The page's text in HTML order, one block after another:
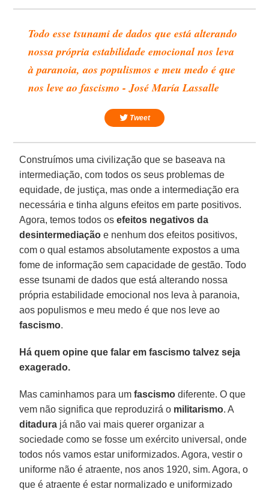
Todo esse tsunami de dados que está alterando
nossa própria estabilidade emocional nos leva
à paranoia, aos populismos e meu medo é que
nos leve ao fascismo - José María Lassalle
Tweet
Construímos uma civilização que se baseava na
intermediação, com todos os seus problemas de
equidade, de justiça, mas onde a intermediação era
necessária e tinha alguns efeitos em parte positivos.
Agora, temos todos os efeitos negativos da
desintermediação e nenhum dos efeitos positivos,
com o qual estamos absolutamente expostos a uma
fome de informação sem capacidade de gestão. Todo
esse tsunami de dados que está alterando nossa
própria estabilidade emocional nos leva à paranoia,
aos populismos e meu medo é que nos leve ao
fascismo.
Há quem opine que falar em fascismo talvez seja
exagerado.
Mas caminhamos para umfascismo diferente. O que
vem não significa que reproduzirá o militarismo. A
ditadura já não vai mais querer organizar a
sociedade como se fosse um exército universal, onde
todos nós vamos estar uniformizados. Agora, vestir o
uniforme não é atraente, nos anos 1920, sim. Agora, o
que é atraente é estar normalizado e uniformizado